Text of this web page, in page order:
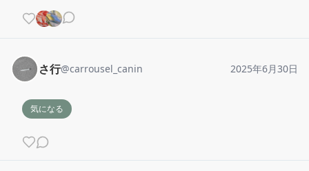
さ行@carrousel_canin 2025年6月30日
気になる